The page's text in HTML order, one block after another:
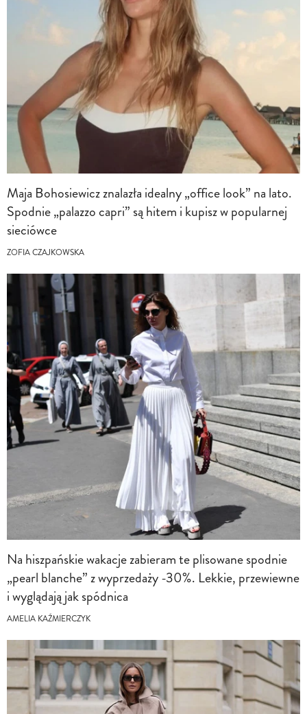
Maja Bohosiewicz znalazła idealny „office look” na lato.
Spodnie „palazzo capri” są hitem i kupisz w popularnej
sieciówce
ZOFIA CZAJKOWSKA
Na hiszpańskie wakacje zabieram te plisowane spodnie
„pearl blanche” z wyprzedaży -30%. Lekkie, przewiewne
i wyglądają jak spódnica
AMELIA KAŹMIERCZYK